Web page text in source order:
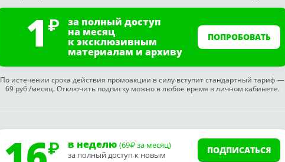
1 за полный доступ
на месяц
к эксклюзивным
материалам и архиву
ПОПРОБОВАТЬ
По истечении срока действия промоакции в силу вступит стандартный тариф —
69 руб./месяц. Отключить подписку можно в любое время в личном кабинете.
в неделю (69₽ за месяц)
за полный доступ к новым
ПОДПИСАТЬСЯ